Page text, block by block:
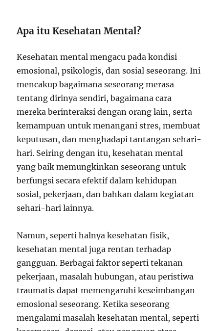
Apa itu Kesehatan Mental?
Kesehatan mental mengacu pada kondisi
emosional, psikologis, dan sosial seseorang. Ini
mencakup bagaimana seseorang merasa
tentang dirinya sendiri, bagaimana cara
mereka berinteraksi dengan orang lain, serta
kemampuan untuk menangani stres, membuat
keputusan, dan menghadapi tantangan sehari-
hari. Seiring dengan itu, kesehatan mental
yang baik memungkinkan seseorang untuk
berfungsi secara efektif dalam kehidupan
sosial, pekerjaan, dan bahkan dalam kegiatan
sehari-hari lainnya.
Namun, seperti halnya kesehatan fisik,
kesehatan mental juga rentan terhadap
gangguan. Berbagai faktor seperti tekanan
pekerjaan, masalah hubungan, atau peristiwa
traumatis dapat memengaruhi keseimbangan
emosional seseorang. Ketika seseorang
mengalami masalah kesehatan mental, seperti